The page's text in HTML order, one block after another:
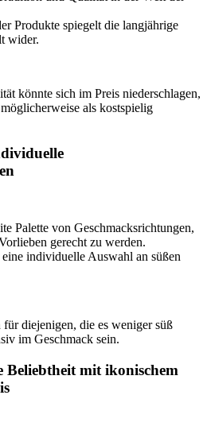
Produkte spiegelt die langjährige
wider.
könnte sich im Preis niederschlagen,
als kostspielig
Palette von Geschmacksrichtungen,
gerecht zu werden.
individuelle Auswahl an süßen
diejenigen, die es weniger süß
im Geschmack sein.
mit ikonischem